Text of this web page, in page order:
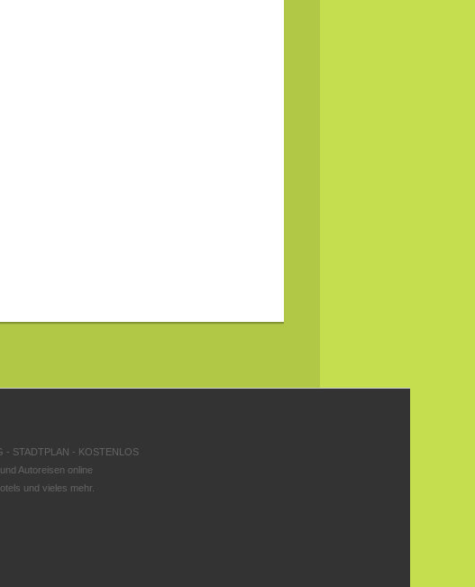
- STADTPLAN - KOSTENLOS
Autoreisen online
und vieles mehr.